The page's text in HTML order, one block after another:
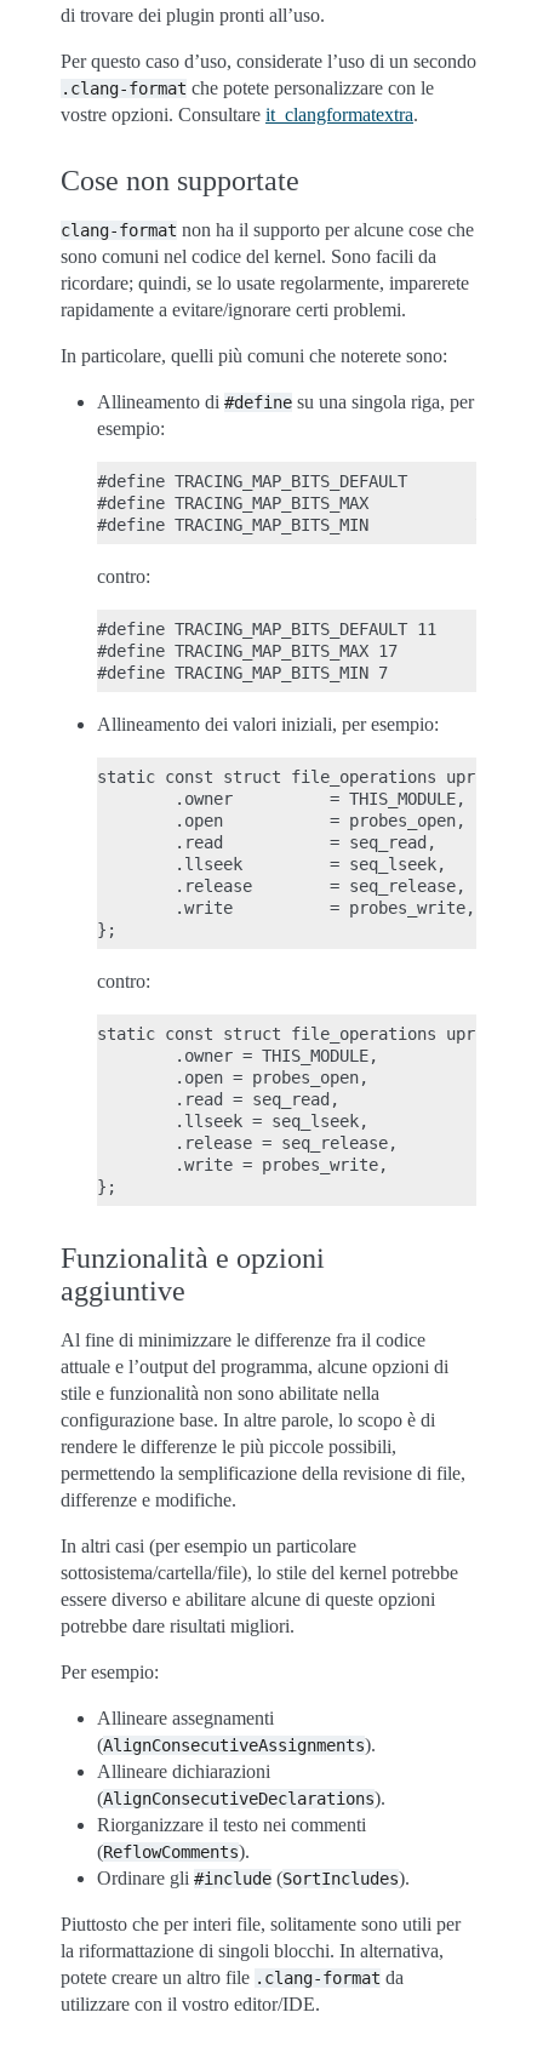
di trovare dei plugin pronti all’uso.
Per questo caso d’uso, considerate l’uso di un secondo
.clang-format che potete personalizzare con le
vostre opzioni. Consultare it_clangformatextra.
Cose non supportate
clang-format non ha il supporto per alcune cose che
sono comuni nel codice del kernel. Sono facili da
ricordare; quindi, se lo usate regolarmente, imparerete
rapidamente a evitare/ignorare certi problemi.
In particolare, quelli più comuni che noterete sono:
Allineamento di #define su una singola riga, per
esempio:
#define TRACING_MAP_BITS_DEFAULT       11
#define TRACING_MAP_BITS_MAX           17
contro:
#define TRACING_MAP_BITS_DEFAULT 11
#define TRACING_MAP_BITS_MAX 17
Allineamento dei valori iniziali, per esempio:
static const struct file_operations
        .owner          = THIS_MODULE,
        .open           = probes_open,
        .read           = seq_read,
        .llseek         = seq_lseek,
        .release        = seq_release,
        .write          = probes_write,
contro:
static const struct file_operations
        .owner = THIS_MODULE,
        .open = probes_open,
        .read = seq_read,
        .llseek = seq_lseek,
        .release = seq_release,
        .write = probes_write,
Funzionalità e opzioni
aggiuntive
Al fine di minimizzare le differenze fra il codice
attuale e l’output del programma, alcune opzioni di
stile e funzionalità non sono abilitate nella
configurazione base. In altre parole, lo scopo è di
rendere le differenze le più piccole possibili,
permettendo la semplificazione della revisione di file,
differenze e modifiche.
In altri casi (per esempio un particolare
sottosistema/cartella/file), lo stile del kernel potrebbe
essere diverso e abilitare alcune di queste opzioni
potrebbe dare risultati migliori.
Per esempio:
Allineare assegnamenti
(AlignConsecutiveAssignments).
Allineare dichiarazioni
(AlignConsecutiveDeclarations).
Riorganizzare il testo nei commenti
(ReflowComments).
Ordinare gli #include (SortIncludes).
Piuttosto che per interi file, solitamente sono utili per
la riformattazione di singoli blocchi. In alternativa,
potete creare un altro file .clang-format da
utilizzare con il vostro editor/IDE.